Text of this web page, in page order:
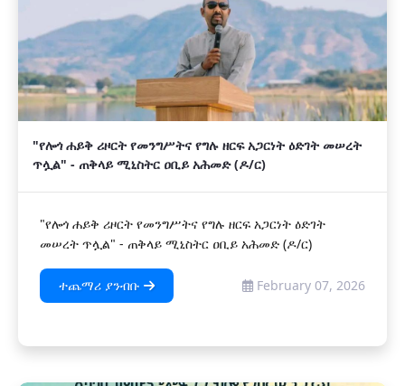
‎"የሎጎ ሐይቅ ሪዞርት የመንግሥትና የግሉ ዘርፍ አጋርነት ዕድገት መሠረት
ጥሏል" - ጠቅላይ ሚኒስትር ዐቢይ አሕመድ (ዶ/ር)
‎"የሎጎ ሐይቅ ሪዞርት የመንግሥትና የግሉ ዘርፍ አጋርነት ዕድገት
መሠረት ጥሏል" - ጠቅላይ ሚኒስትር ዐቢይ አሕመድ (ዶ/ር)
ተጨማሪ ያንብቡ February 07, 2026